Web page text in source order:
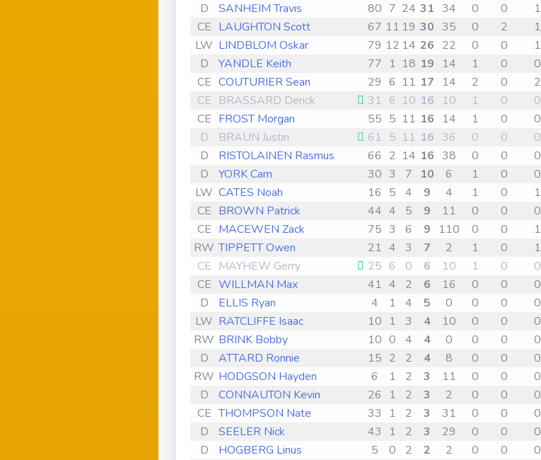
D
SANHEIM Travis 80 7 24 31 34 0 0
1
CE LAUGHTON Scott 67 11 19 30 35 0 2
1
LW LINDBLOM Oskar 79 12 14 26 22 0 0
1
D
YANDLE Keith 77 1 18 19 14 1 0
0
CE COUTURIER Sean 29 6 11 17 14 2 0
2
CE BRASSARD Derick 31 6 10 16 10 1 0
0
CE FROST Morgan 55 5 11 16 14 1 0
0
D
BRAUN Justin 61 5 11 16 36 0 0
0
D
RISTOLAINEN Rasmus 66 2 14 16 38 0 0
0
D
YORK Cam 30 3 7 10 6 1 0
0
LW CATES Noah 16 5 4 9 4 1 0
1
CE BROWN Patrick 44 4 5 9 11 0 0
0
CE MACEWEN Zack 75 3 6 9 110 0 0
1
RW TIPPETT Owen 21 4 3 7 2 1 0
1
CE MAYHEW Gerry 25 6 0 6 10 1 0
0
CE WILLMAN Max 41 4 2 6 16 0 0
0
D
ELLIS Ryan 4 1 4 5 0 0 0
0
LW RATCLIFFE Isaac 10 1 3 4 10 0 0
0
RW BRINK Bobby 10 0 4 4 0 0 0
0
D
ATTARD Ronnie 15 2 2 4 8 0 0
0
RW HODGSON Hayden 6 1 2 3 11 0 0
0
D
CONNAUTON Kevin 26 1 2 3 2 0 0
0
CE THOMPSON Nate 33 1 2 3 31 0 0
0
D
SEELER Nick 43 1 2 3 29 0 0
0
D
HOGBERG Linus 5 0 2 2 2 0 0
0